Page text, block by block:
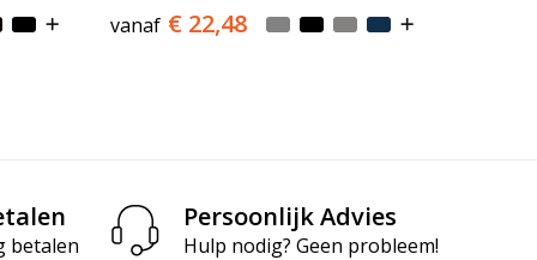
vanaf € 22,48
betalen
Persoonlijk Advies
Hulp nodig? Geen probleem!